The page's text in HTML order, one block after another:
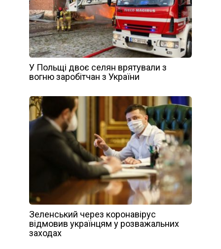
У Польщі двоє селян врятували з
вогню заробітчан з України
Зеленський через коронавірус
відмовив українцям у розважальних
заходах